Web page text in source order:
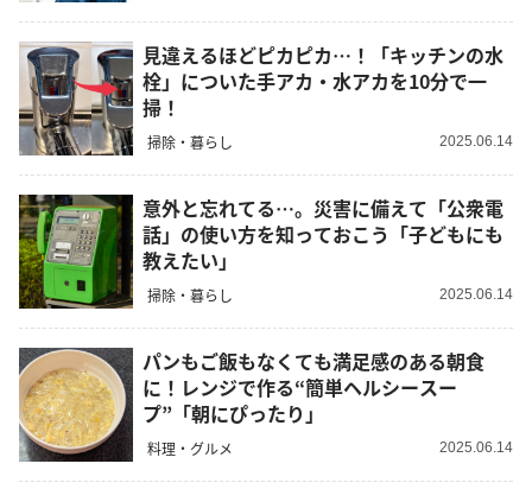
見違えるほどピカピカ…！「キッチンの水
栓」についた手アカ・水アカを10分で一
掃！
掃除・暮らし 2025.06.14
意外と忘れてる…。災害に備えて「公衆電
話」の使い方を知っておこう「子どもにも
教えたい」
掃除・暮らし 2025.06.14
パンもご飯もなくても満足感のある朝食
に！レンジで作る“簡単ヘルシースー
プ”「朝にぴったり」
料理・グルメ 2025.06.14